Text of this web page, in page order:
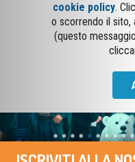
cookie policy.
o scorrendo il sito,
(questo